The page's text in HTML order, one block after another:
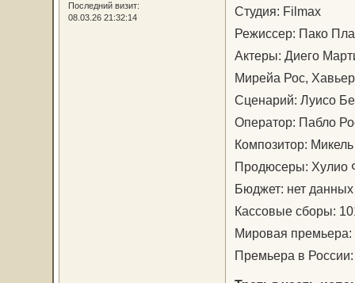
Последний визит:
08.03.26 21:32:14
Студия: Filmax
Режиссер: Пако
Актеры: Диего
Мирейа Рос,
Сценарий: Луисо
Оператор: Пабло
Композитор:
Продюсеры: Хулио
Бюджет: нет данных
Кассовые сборы:
Мировая премьера:
Премьера в